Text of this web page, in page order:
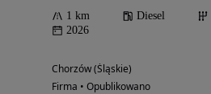
1 km Diesel
2026
Chorzów (Śląskie)
Firma • Opublikowano